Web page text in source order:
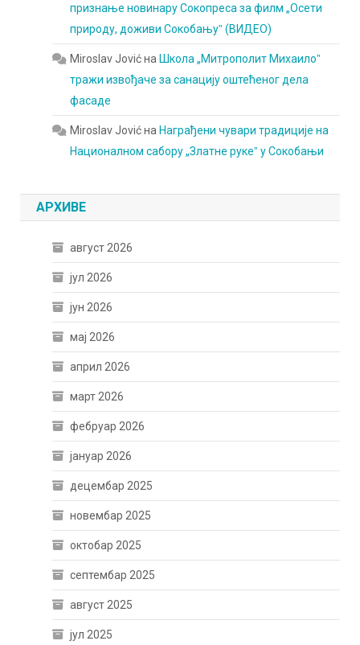
признање новинару Сокопреса за филм „Осети
природу, доживи Сокобањуˮ (ВИДЕО)
Miroslav Jovićна Школа „Митрополит Михаилоˮ
тражи извођаче за санацију оштећеног дела
фасаде
Miroslav Jovićна Награђени чувари традиције на
Националном сабору „Златне рукеˮ у Сокобањи
АРХИВЕ
август 2026
јул 2026
јун 2026
мај 2026
април 2026
март 2026
фебруар 2026
јануар 2026
децембар 2025
новембар 2025
октобар 2025
септембар 2025
август 2025
јул 2025